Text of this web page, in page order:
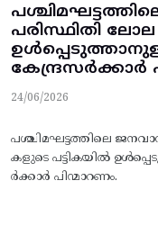
പരിസ്ഥിതി
കേന്ദ്രസര്‍ക്കാര്‍
24/06/2026
പശ്ചിമഘട്ടത്തിലെ
കളുടെ പട്ടികയില്‍
ര്‍ക്കാര്‍ പിന്മാറണം.